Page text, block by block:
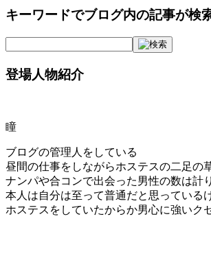
キーワードでブログ内の記事が検
登場人物紹介
瞳
ブログの管理人をしている
昼間の仕事をしながらホステスの二足の
ナンパや合コンで出会った男性の数は計
本人は自分は至って普通だと思っている
ホステスをしていたからか男心に強いク